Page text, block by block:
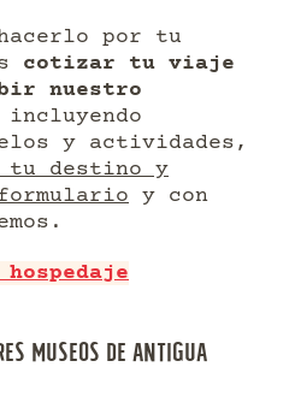
por tu
cotizar tu viaje
nuestro
y actividades,
tu destino y
y con
MUSEOS DE ANTIGUA